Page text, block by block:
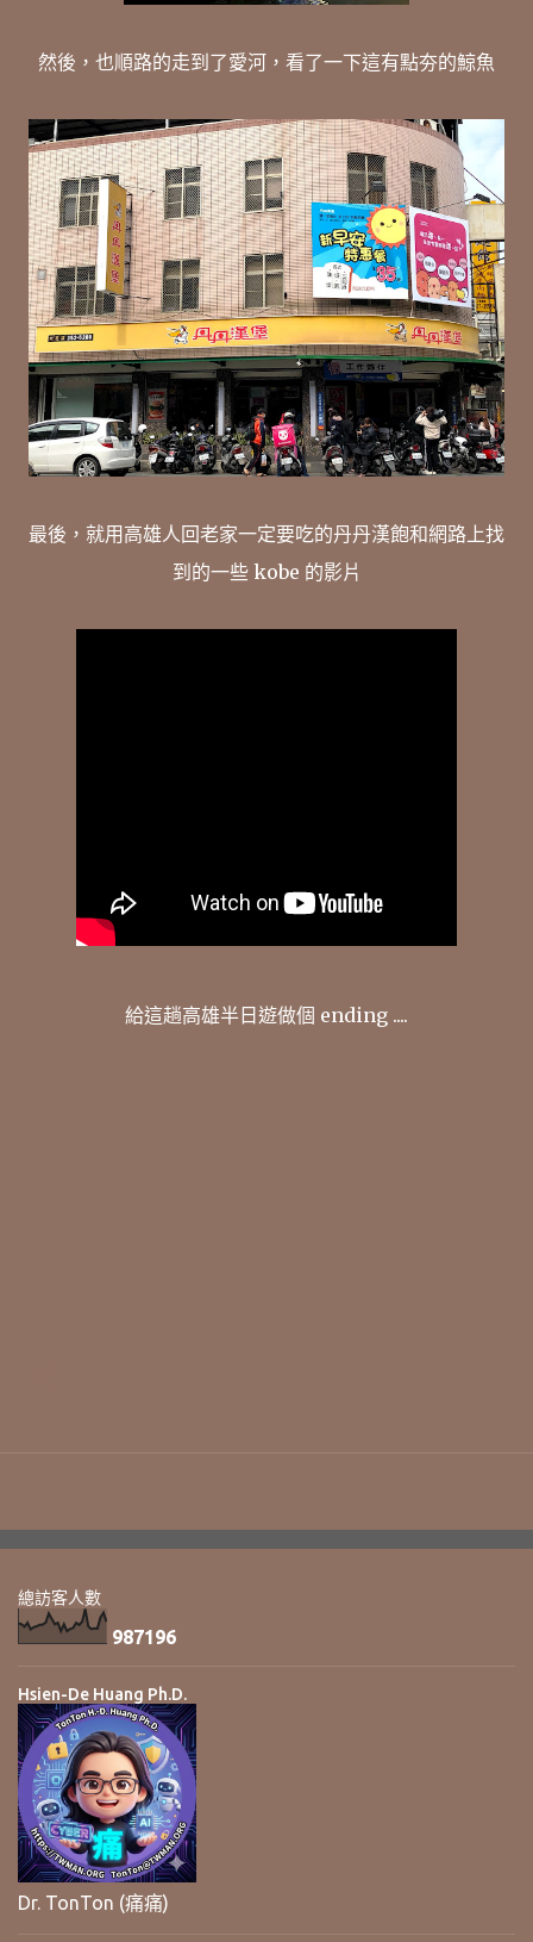
然後，也順路的走到了愛河，看了一下這有點夯的鯨魚
最後，就用高雄人回老家一定要吃的丹丹漢飽和網路上找
到的一些 kobe 的影片
給這趟高雄半日遊做個 ending ....
總訪客人數
9871 96
Hsien-De Huang Ph.D.
Dr. TonTon (痛痛)